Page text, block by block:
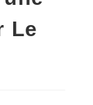
Le